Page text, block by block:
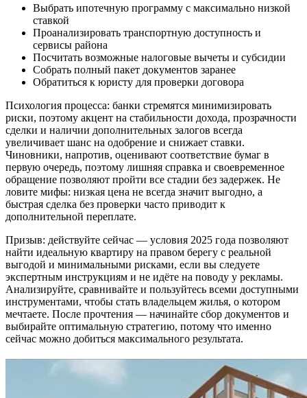
Выбрать ипотечную программу с максимально низкой
ставкой
Проанализировать транспортную доступность и
сервисы района
Посчитать возможные налоговые вычеты и субсидии
Собрать полный пакет документов заранее
Обратиться к юристу для проверки договора
Психология процесса: банки стремятся минимизировать
риски, поэтому акцент на стабильности дохода, прозрачности
сделки и наличии дополнительных залогов всегда
увеличивает шанс на одобрение и снижает ставки.
Чиновники, напротив, оценивают соответствие бумаг в
первую очередь, поэтому лишняя справка и своевременное
обращение позволяют пройти все стадии без задержек. Не
ловите мифы: низкая цена не всегда значит выгодно, а
быстрая сделка без проверки часто приводит к
дополнительной переплате.
Призыв: действуйте сейчас — условия 2025 года позволяют
найти идеальную квартиру на правом берегу с реальной
выгодой и минимальными рисками, если вы следуете
экспертным инструкциям и не идёте на поводу у рекламы.
Анализируйте, сравнивайте и пользуйтесь всеми доступными
инструментами, чтобы стать владельцем жилья, о котором
мечтаете. После прочтения — начинайте сбор документов и
выбирайте оптимальную стратегию, потому что именно
сейчас можно добиться максимального результата.